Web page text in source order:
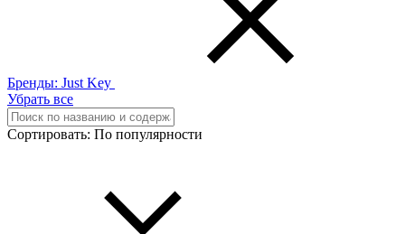
Бренды: Just Key
Убрать все
Сортировать: По популярности